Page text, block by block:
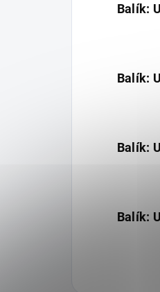
Balík:
Balík:
Balík:
Balík: